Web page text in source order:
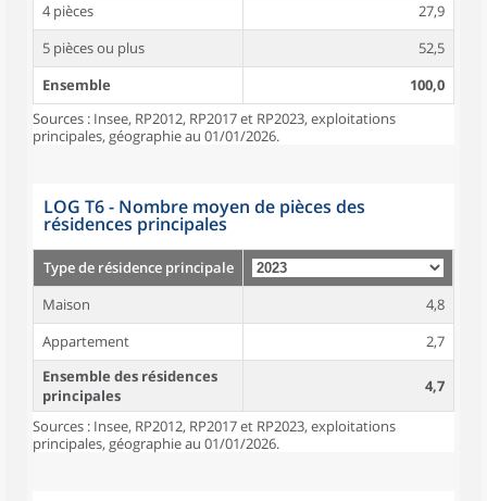
4 pièces
27,9
5 pièces ou plus
52,5
Ensemble
100,0
Sources : Insee, RP2012, RP2017 et RP2023, exploitations
principales, géographie au 01/01/2026.
LOG T6 - Nombre moyen de pièces des
résidences principales
Type de résidence principale
Maison
4,8
Appartement
2,7
Ensemble des résidences
principales
4,7
Sources : Insee, RP2012, RP2017 et RP2023, exploitations
principales, géographie au 01/01/2026.